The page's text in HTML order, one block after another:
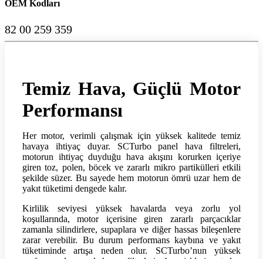
OEM Kodları
82 00 259 359
Temiz Hava, Güçlü Motor
Performansı
Her motor, verimli çalışmak için yüksek kalitede temiz
havaya ihtiyaç duyar. SCTurbo panel hava filtreleri,
motorun ihtiyaç duyduğu hava akışını korurken içeriye
giren toz, polen, böcek ve zararlı mikro partikülleri etkili
şekilde süzer. Bu sayede hem motorun ömrü uzar hem de
yakıt tüketimi dengede kalır.
Kirlilik seviyesi yüksek havalarda veya zorlu yol
koşullarında, motor içerisine giren zararlı parçacıklar
zamanla silindirlere, supaplara ve diğer hassas bileşenlere
zarar verebilir. Bu durum performans kaybına ve yakıt
tüketiminde artışa neden olur. SCTurbo’nun yüksek